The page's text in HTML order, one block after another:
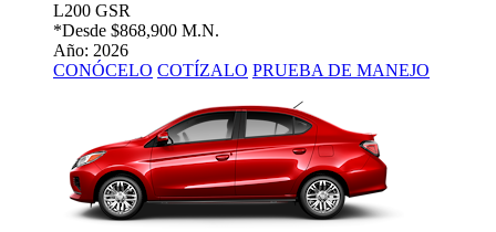
L200 GSR
*Desde $868,900 M.N.
Año: 2026
CONÓCELO COTÍZALO PRUEBA DE MANEJO